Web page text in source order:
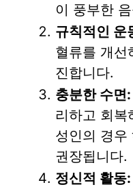
이 풍부한
규칙적인 운
혈류를 개선
진합니다.
충분한 수면:
리하고 회복
성인의 경우
권장됩니다.
정신적 활동: